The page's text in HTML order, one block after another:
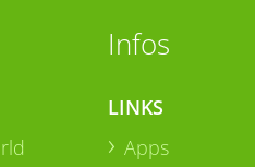
Infos
LINKS
Apps